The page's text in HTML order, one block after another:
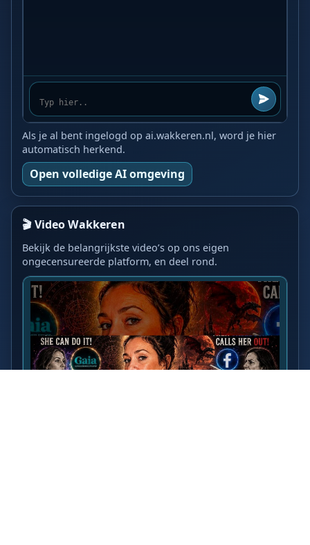
Als je al bent ingelogd op ai.wakkeren.nl, word je hier
automatisch herkend.
Open volledige AI omgeving
🎬 Video Wakkeren
Bekijk de belangrijkste video’s op ons eigen
ongecensureerde platform, en deel rond.